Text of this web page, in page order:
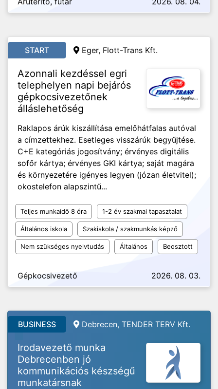
START Eger, Flott-Trans Kft.
Azonnali kezdéssel egri
telephelyen napi bejárós
gépkocsivezetőnek
álláslehetőség
Raklapos árúk kiszállítása emelőhátfalas autóval
a címzettekhez. Esetleges visszárúk begyűjtése.
C+E kategóriás jogosítvány; érvényes digitális
sofőr kártya; érvényes GKI kártya; saját magára
és környezetére igényes legyen (józan életvitel);
okostelefon alapszintű...
Teljes munkaidő 8 óra 1-2 év szakmai tapasztalat
Általános iskola Szakiskola / szakmunkás képző
Nem szükséges nyelvtudás Általános Beosztott
Gépkocsivezető 2026. 08. 03.
BUSINESS Debrecen, TENDER TERV Kft.
Irodavezető munka
Debrecenben jó
kommunikációs készségű
munkatársnak